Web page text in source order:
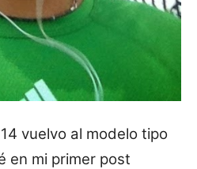
vuelvo al modelo tipo
en mi primer post